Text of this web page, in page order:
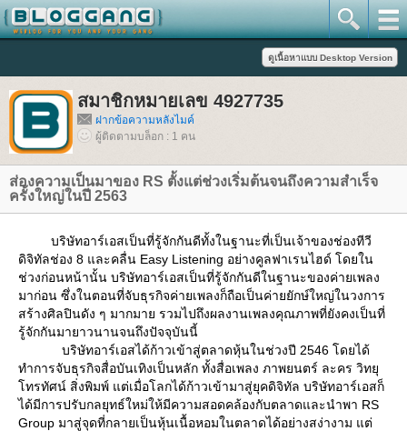
สมาชิกหมายเลข 4927735
ฝากข้อความหลังไมค์
ผู้ติดตามบล็อก : 1 คน
ส่องความเป็นมาของ RS ตั้งแต่ช่วงเริ่มต้นจนถึงความสำเร็จ
ครั้งใหญ่ในปี 2563
บริษัทอาร์เอสเป็นที่รู้จักกันดีทั้งในฐานะที่เป็นเจ้าของช่องทีวี
ดิจิทัลช่อง 8 และคลื่น Easy Listening อย่างคูลฟาเรนไฮด์ โดยใน
ช่วงก่อนหน้านั้น บริษัทอาร์เอสเป็นที่รู้จักกันดีในฐานะของค่ายเพลง
มาก่อน ซึ่งในตอนที่จับธุรกิจค่ายเพลงก็ถือเป็นค่ายยักษ์ใหญ่ในวงการ
สร้างศิลปินดัง ๆ มากมาย รวมไปถึงผลงานเพลงคุณภาพที่ยังคงเป็นที่
รู้จักกันมายาวนานจนถึงปัจจุบันนี้
บริษัทอาร์เอสได้ก้าวเข้าสู่ตลาดหุ้นในช่วงปี 2546 โดยได้
ทำการจับธุรกิจสื่อบันเทิงเป็นหลัก ทั้งสื่อเพลง ภาพยนตร์ ละคร วิทยุ
ทรทัศน์ สิ่งพิมพ์ แต่เมื่อโลกได้ก้าวเข้ามาสู่ยุคดิจิทัล บริษัทอาร์เอสก็
ได้มีการปรับกลยุทธ์ใหม่ให้มีความสอดคล้องกับตลาดและนำพา RS
Group มาสู่จุดที่กลายเป็นหุ้นเนื้อหอมในตลาดได้อย่างสง่างาม แต่